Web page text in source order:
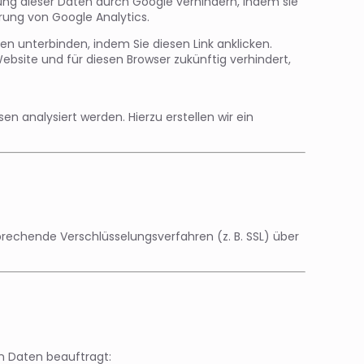
von Google Analytics.
unterbinden, indem Sie diesen Link anklicken.
und für diesen Browser zukünftig verhindert,
analysiert werden. Hierzu erstellen wir ein
Verschlüsselungsverfahren (z. B. SSL) über
Daten beauftragt: